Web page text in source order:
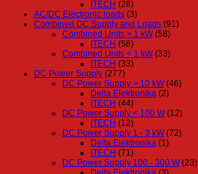
ITECH (28)
AC/DC Electronic loads (3)
Combined DC Supply and Loads (91)
Combined Units > 1 kW (58)
ITECH (58)
Combined Units < 1 kW (33)
ITECH (33)
DC Power Supply (277)
DC Power Supply > 10 kW (46)
Delta Elektronika (2)
ITECH (44)
DC Power Supply < 100 W (12)
ITECH (12)
DC Power Supply 1 - 3 kW (72)
Delta Elektronika (1)
ITECH (71)
DC Power Supply 100 - 300 W (23)